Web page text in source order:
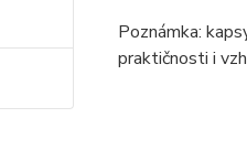
Poznámka:
praktičnosti i